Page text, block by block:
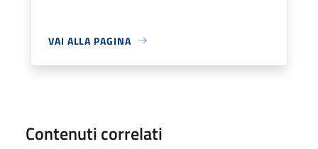
VAI ALLA PAGINA
Contenuti correlati